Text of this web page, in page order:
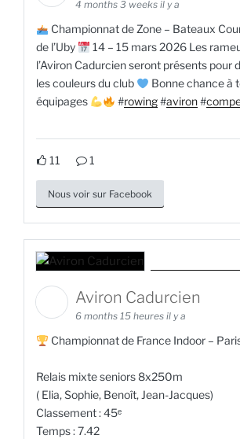
4 months 3 weeks il y a
Championnat de Zone – Bateaux
de l’Uby
14 – 15 mars 2026 Les
l’Aviron Cadurcien seront présents pour
les couleurs du club
Bonne chance à
équipages
#rowing#aviron#
11 1
Nous voir sur Facebook
Aviron Cadurcien
6 months 15 heures il y a
Championnat de France Indoor –
Relais mixte seniors 8x250m
( Elia, Sophie, Benoît, Jean-Jacques)
Classement : 45ᵉ
Temps : 7.42